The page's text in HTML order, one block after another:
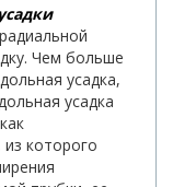
Чем больше
усадка,
усадка
которого